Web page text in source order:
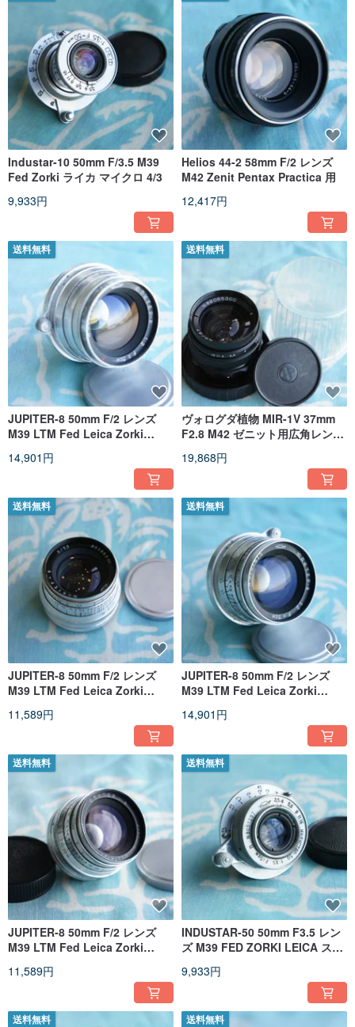
Industar-10 50mm F/3.5 M39
Fed Zorki ライカ マイクロ 4/3
9,933円
Helios 44-2 58mm F/2 レンズ
M42 Zenit Pentax Practica 用
12,417円
送料無料
JUPITER-8 50mm F/2 レンズ
M39 LTM Fed Leica Zorki
14,901円
送料無料
ヴォログダ植物 MIR-1V 37mm
F2.8 M42 ゼニット用広角レンズ
BESSAFLEX カメラ
19,868円
送料無料
JUPITER-8 50mm F/2 レンズ
M39 LTM Fed Leica Zorki
11,589円
送料無料
JUPITER-8 50mm F/2 レンズ
M39 LTM Fed Leica Zorki
14,901円
送料無料
JUPITER-8 50mm F/2 レンズ
M39 LTM Fed Leica Zorki
11,589円
送料無料
INDUSTAR-50 50mm F3.5 レン
ズ M39 FED ZORKI LEICA スレ
9,933円
送料無料 送料無料